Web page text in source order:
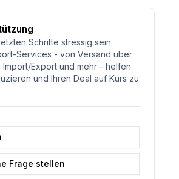
Schritte stressig sein
Services - von Versand über
Import/Export und mehr - helfen
und Ihren Deal auf Kurs zu
Frage stellen